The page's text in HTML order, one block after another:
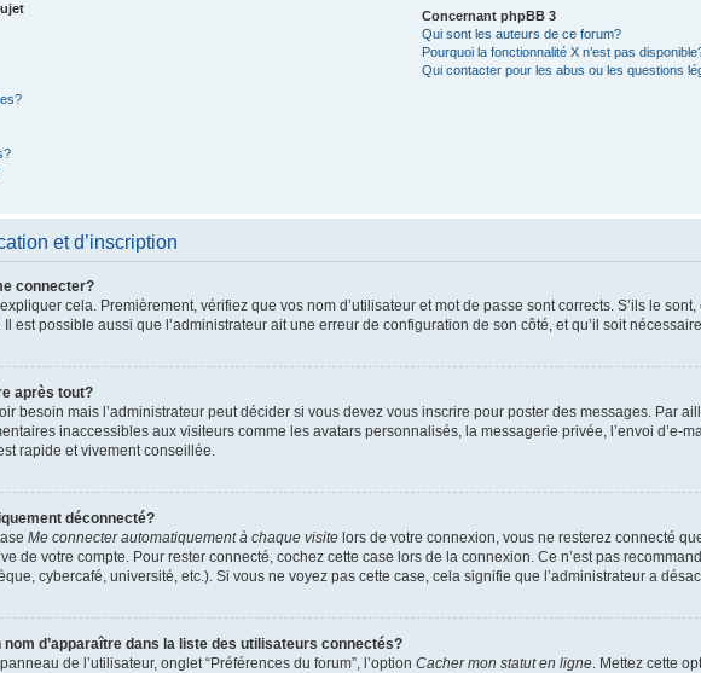
Concernant phpBB 3
Qui sont les auteurs de ce forum?
Pourquoi la fonctionnalité X n’est pas
Qui contacter pour les abus ou les questions
et d’inscription
connecter?
cela. Premièrement, vérifiez que vos nom d’utilisateur et mot de passe sont corrects. S’ils le
Il est possible aussi que l’administrateur ait une erreur de configuration de son côté, et qu’il soit
après tout?
besoin mais l’administrateur peut décider si vous devez vous inscrire pour poster des messages. Par
inaccessibles aux visiteurs comme les avatars personnalisés, la messagerie privée, l’envoi d’e-
rapide et vivement conseillée.
déconnecté?
Me connecter automatiquement à chaque visite lors de votre connexion, vous ne resterez connecté
de votre compte. Pour rester connecté, cochez cette case lors de la connexion. Ce n’est pas
cybercafé, université, etc.). Si vous ne voyez pas cette case, cela signifie que l’administrateur a
d’apparaître dans la liste des utilisateurs connectés?
de l’utilisateur, onglet “Préférences du forum”, l’option Cacher mon statut en ligne. Mettez cette